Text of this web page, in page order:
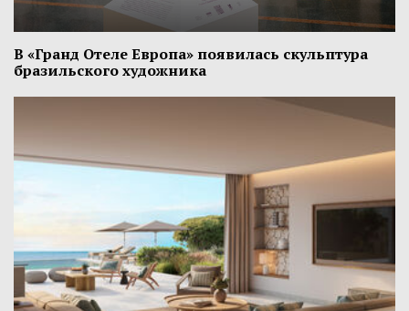
В «Гранд Отеле Европа» появилась скульптура
бразильского художника